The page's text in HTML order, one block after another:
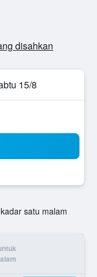
disahkan
15/8
satu malam